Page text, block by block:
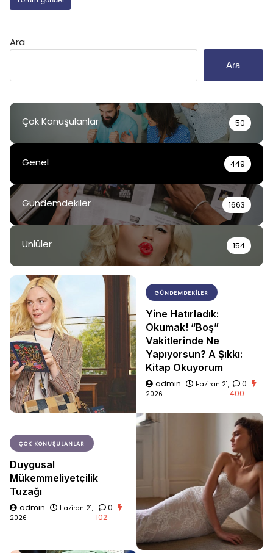
Ara
Ara
Çok Konuşulanlar 50
Genel 449
Gündemdekiler 1663
Ünlüler 154
GÜNDEMDEKILER
Yine Hatırladık:
Okumak! “Boş”
Vakitlerinde Ne
Yapıyorsun? A Şıkkı:
Kitap Okuyorum
admin
Haziran 21,
2026
0
400
ÇOK KONUŞULANLAR
Duygusal
Mükemmeliyetçilik
Tuzağı
admin
Haziran 21,
2026
0
102